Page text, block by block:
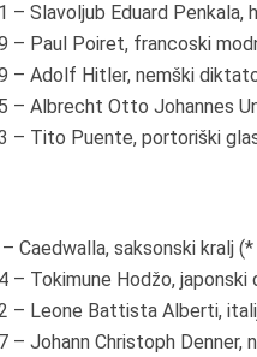
– Slavoljub Eduard
– Paul Poiret, francoski
– Adolf Hitler, nemški
– Albrecht Otto Johannes
– Tito Puente, portoriški
Caedwalla, saksonski kralj
– Tokimune Hodžo, japonski
– Leone Battista Alberti,
– Johann Christoph Denner,